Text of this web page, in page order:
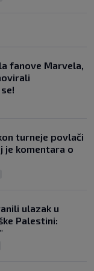
fanove Marvela,
turneje povlači
je komentara o
ulazak u
Palestini: